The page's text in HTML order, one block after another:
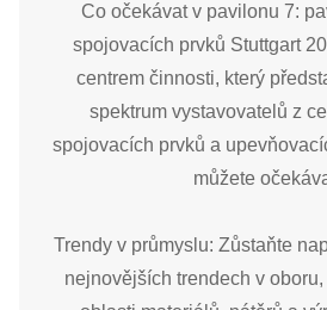
Co očekávat v pavilonu 7:
spojovacích prvků Stuttgart
centrem činnosti, který
spektrum vystavovatelů z
spojovacích prvků a
můžete
Trendy v průmyslu: Zůstaňte
nejnovějších trendech v